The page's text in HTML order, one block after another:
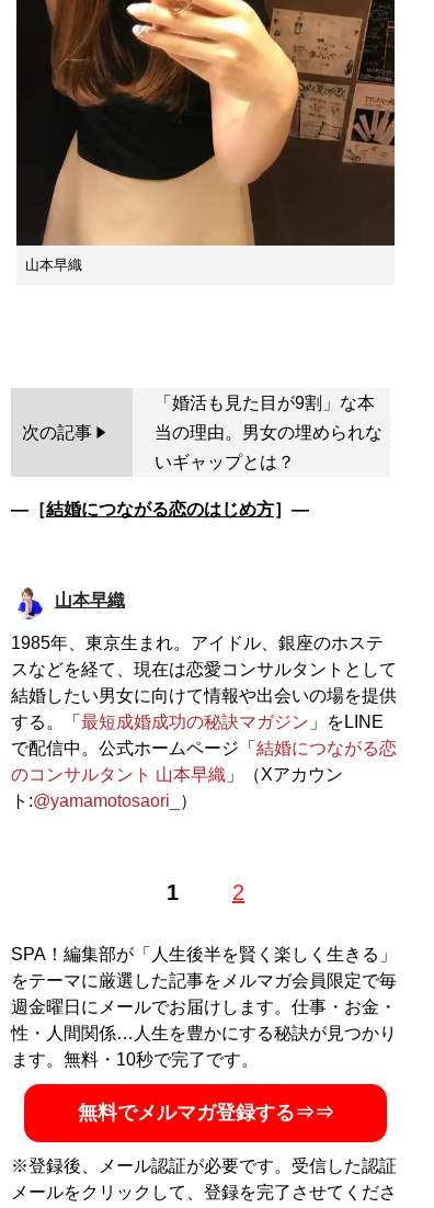
山本早織
次の記事
「婚活も見た目が9割」な本
当の理由。男女の埋められな
いギャップとは？
―［結婚につながる恋のはじめ方］―
山本早織
1985年、東京生まれ。アイドル、銀座のホステ
スなどを経て、現在は恋愛コンサルタントとして
結婚したい男女に向けて情報や出会いの場を提供
する。「 最短成婚成功の秘訣マガジン 」をLINE
で配信中。公式ホームページ「 結婚につながる恋
のコンサルタント 山本早織 」（Xアカウン
ト:@yamamotosaori_ ）
1 2
SPA！編集部が「人生後半を賢く楽しく生きる」
をテーマに厳選した記事をメルマガ会員限定で毎
週金曜日にメールでお届けします。仕事・お金・
性・人間関係…人生を豊かにする秘訣が見つかり
ます。無料・10秒で完了です。
無料でメルマガ登録する⇒⇒
※登録後、メール認証が必要です。受信した認証
メールをクリックして、登録を完了させてくださ